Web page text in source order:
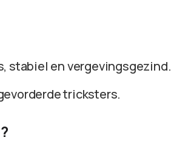
stabiel en vergevingsgezind.
tricksters.